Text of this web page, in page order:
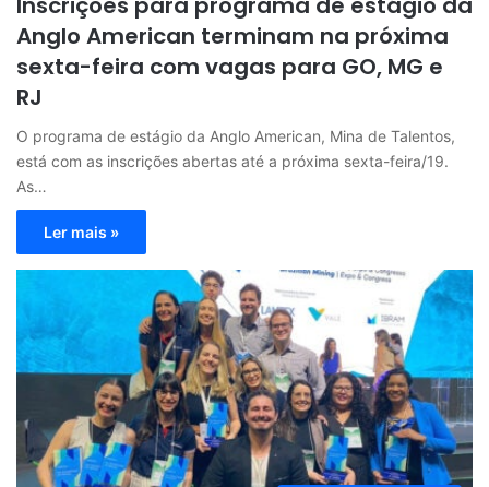
Anglo American terminam na próxima
sexta-feira com vagas para GO, MG e
RJ
O programa de estágio da Anglo American, Mina de Talentos,
está com as inscrições abertas até a próxima sexta-feira/19.
As…
Ler mais »